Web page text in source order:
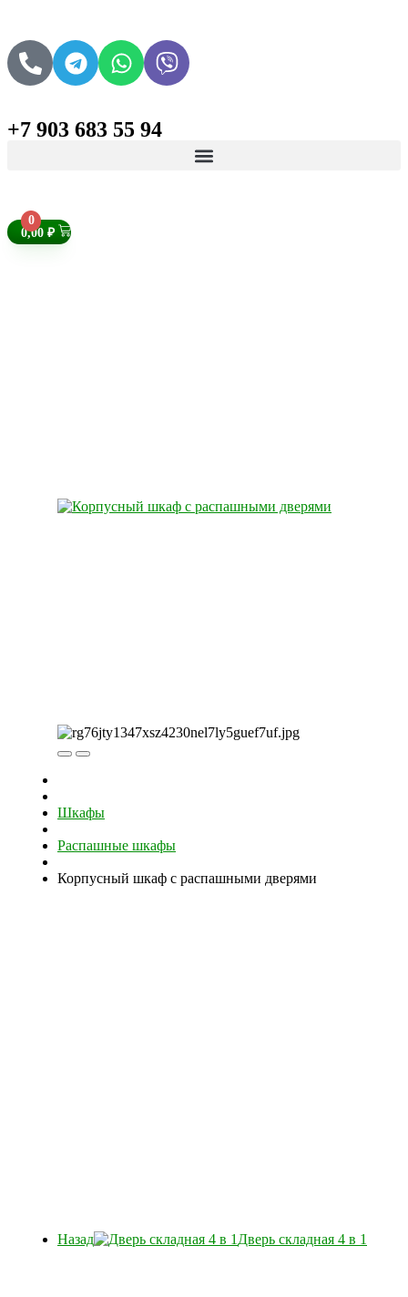
+7 903 683 55 94
0,00 ₽
0
Шкафы
Распашные шкафы
Корпусный шкаф с распашными дверями
Назад Дверь складная 4 в 1